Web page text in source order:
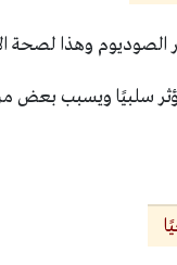
وهذا لصحة
سلبيًا ويسبب بعض من